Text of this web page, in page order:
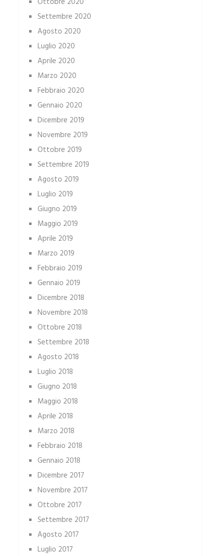
Settembre 2020
Agosto 2020
Luglio 2020
Aprile 2020
Marzo 2020
Febbraio 2020
Gennaio 2020
Dicembre 2019
Novembre 2019
Ottobre 2019
Settembre 2019
Agosto 2019
Luglio 2019
Giugno 2019
Maggio 2019
Aprile 2019
Marzo 2019
Febbraio 2019
Gennaio 2019
Dicembre 2018
Novembre 2018
Ottobre 2018
Settembre 2018
Agosto 2018
Luglio 2018
Giugno 2018
Maggio 2018
Aprile 2018
Marzo 2018
Febbraio 2018
Gennaio 2018
Dicembre 2017
Novembre 2017
Ottobre 2017
Settembre 2017
Agosto 2017
Luglio 2017